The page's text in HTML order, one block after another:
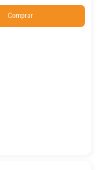
Comprar